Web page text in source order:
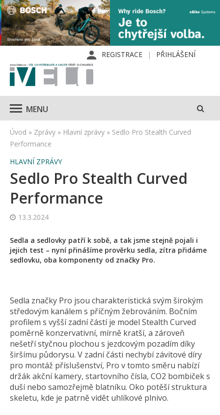
REGISTRACE PŘIHLÁŠENÍ
MENU
Úvod » Zprávy » Hlavní zprávy » Sedlo Pro Stealth Curved
Performance
HLAVNÍ ZPRÁVY
Sedlo Pro Stealth Curved
Performance
13.3.2024
Sedla a sedlovky patří k sobě, a tak jsme stejně pojali i
jejich test – nyní přinášíme prověrku sedla, zítra přidáme
sedlovku, oba komponenty od značky Pro.
Sedla značky Pro jsou charakteristická svým širokým
středovým kanálem s příčným žebrováním. Bočním
profilem s vyšší zadní částí je model Stealth Curved
poměrně konzervativní, mírně kratší, a zároveň
nešetří styčnou plochou s jezdcovým pozadím díky
širšímu půdorysu. V zadní části nechybí závitové díry
pro montáž příslušenství, Pro v tomto směru nabízí
držák akční kamery, startovního čísla, CO2 bombiček s
duší nebo samozřejmě blatníku. Oko potěší struktura
skeletu, kde je patrně vidět uhlíkové plnivo.